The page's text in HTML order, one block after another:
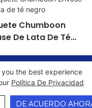
Chumboon
De Lata De Té
Group Co.,
| Mapa del sitio |
the best experience
Política De Privacidad
DE ACUERDO